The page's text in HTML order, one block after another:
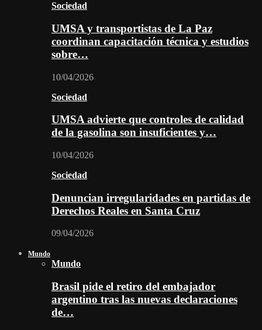
Sociedad
UMSA y transportistas de La Paz
coordinan capacitación técnica y estudios
sobre…
10/04/2026
Sociedad
UMSA advierte que controles de calidad
de la gasolina son insuficientes y…
10/04/2026
Sociedad
Denuncian irregularidades en partidas de
Derechos Reales en Santa Cruz
09/04/2026
Mundo
Mundo
Brasil pide el retiro del embajador
argentino tras las nuevas declaraciones
de…